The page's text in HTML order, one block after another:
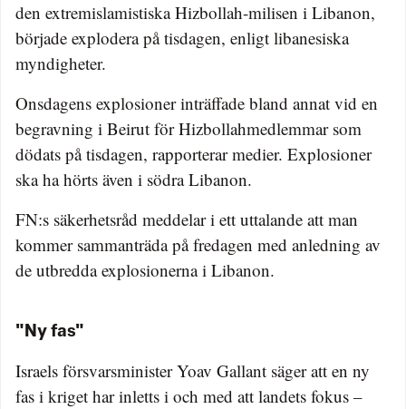
den extremislamistiska Hizbollah-milisen i Libanon,
började explodera på tisdagen, enligt libanesiska
myndigheter.
Onsdagens explosioner inträffade bland annat vid en
begravning i Beirut för Hizbollahmedlemmar som
dödats på tisdagen, rapporterar medier. Explosioner
ska ha hörts även i södra Libanon.
FN:s säkerhetsråd meddelar i ett uttalande att man
kommer sammanträda på fredagen med anledning av
de utbredda explosionerna i Libanon.
"Ny fas"
Israels försvarsminister Yoav Gallant säger att en ny
fas i kriget har inletts i och med att landets fokus –